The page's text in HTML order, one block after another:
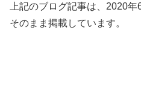
上記のブログ記事は、2020
そのまま掲載しています。